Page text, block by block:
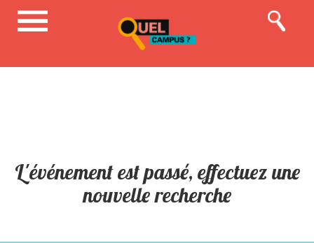
L'événement est passé, effectuez une
nouvelle recherche